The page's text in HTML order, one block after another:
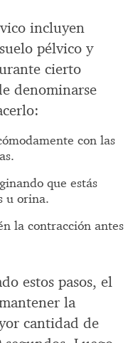
incluyen
pélvico y
cierto
denominarse
con las
que estás
u orina.
la contracción antes
estos pasos, el
la
cantidad de